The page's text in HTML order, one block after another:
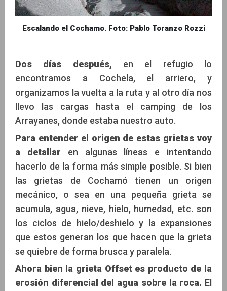
Escalando el Cochamo. Foto: Pablo Toranzo Rozzi
Dos días después, en el refugio lo
encontramos a Cochela, el arriero, y
organizamos la vuelta a la ruta y al otro día nos
llevo las cargas hasta el camping de los
Arrayanes, donde estaba nuestro auto.
Para entender el origen de estas grietas voy
a detallar en algunas líneas e intentando
hacerlo de la forma más simple posible. Si bien
las grietas de Cochamó tienen un origen
mecánico, o sea en una pequeña grieta se
acumula, agua, nieve, hielo, humedad, etc. son
los ciclos de hielo/deshielo y la expansiones
que estos generan los que hacen que la grieta
se quiebre de forma brusca y paralela.
Ahora bien la grieta Offset es producto de la
erosión diferencial del agua sobre la roca. El